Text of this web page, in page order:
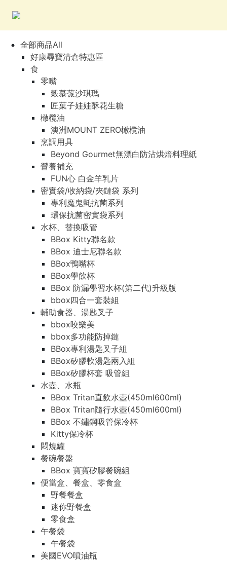
全部商品All
好康尋寶清倉特惠區
食
零嘴
穀慕蒎沙琪瑪
匠菓子娃娃酥花生糖
橄欖油
澳洲MOUNT ZERO橄欖油
烹調用具
Beyond Gourmet無漂白防沾烘焙料理紙
營養補充
FUN心 白金羊乳片
密實袋/收納袋/夾鏈袋 系列
專利魔鬼氈抗菌系列
環保抗菌密實袋系列
水杯、替換吸管
BBox Kitty聯名款
BBox 迪士尼聯名款
BBox鴨嘴杯
BBox學飲杯
BBox 防漏學習水杯(第二代)升級版
bbox四合一套裝組
輔助食器、湯匙叉子
bbox咬樂美
bbox多功能防掉鏈
BBox專利湯匙叉子組
BBox矽膠軟湯匙兩入組
BBox矽膠杯套 吸管組
水壺、水瓶
BBox Tritan直飲水壺(450ml600ml)
BBox Tritan隨行水壺(450ml600ml)
BBox 不鏽鋼吸管保冷杯
Kitty保冷杯
悶燒罐
餐碗餐盤
BBox 寶寶矽膠餐碗組
便當盒、餐盒、零食盒
野餐餐盒
迷你野餐盒
零食盒
午餐袋
午餐袋
美國EVO噴油瓶